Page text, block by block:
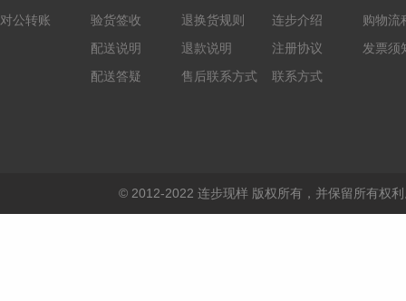
对公转账
验货签收
配送说明
配送答疑
退换货规则
退款说明
售后联系方式
连步介绍
注册协议
联系方式
购物流
发票须
© 2012-2022 连步现样 版权所有，并保留所有权